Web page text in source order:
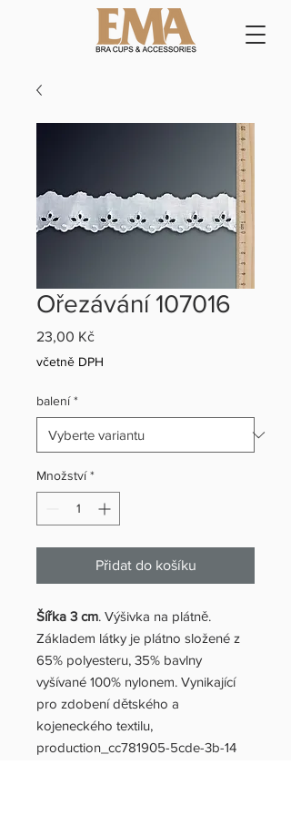
Ořezávání 107016
23,00 KčCena
včetně DPH
balení *
Množství *
Přidat do košíku
Šířka 3 cm. Výšivka na plátně.
Základem látky je plátno složené z
65% polyesteru, 35% bavlny
vyšívané 100% nylonem. Vynikající
pro zdobení dětského a
kojeneckého textilu,
production_cc781905-5cde-3b-14